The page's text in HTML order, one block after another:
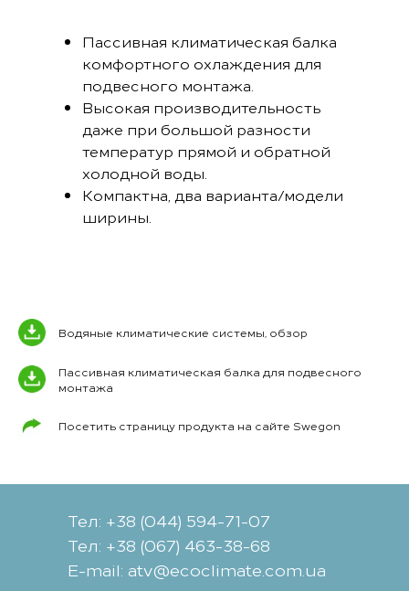
Пассивная климатическая балка
комфортного охлаждения для
подвесного монтажа.
Высокая производительность
даже при большой разности
температур прямой и обратной
холодной воды.
Компактна, два варианта/модели
ширины.
Водяные климатические системы, обзор
Пассивная климатическая балка для подвесного
монтажа
Посетить страницу продукта на сайте Swegon
Тел: +38 (044) 594-71-07
Тел: +38 (067) 463-38-68
Е-mail: atv@ecoclimate.com.ua